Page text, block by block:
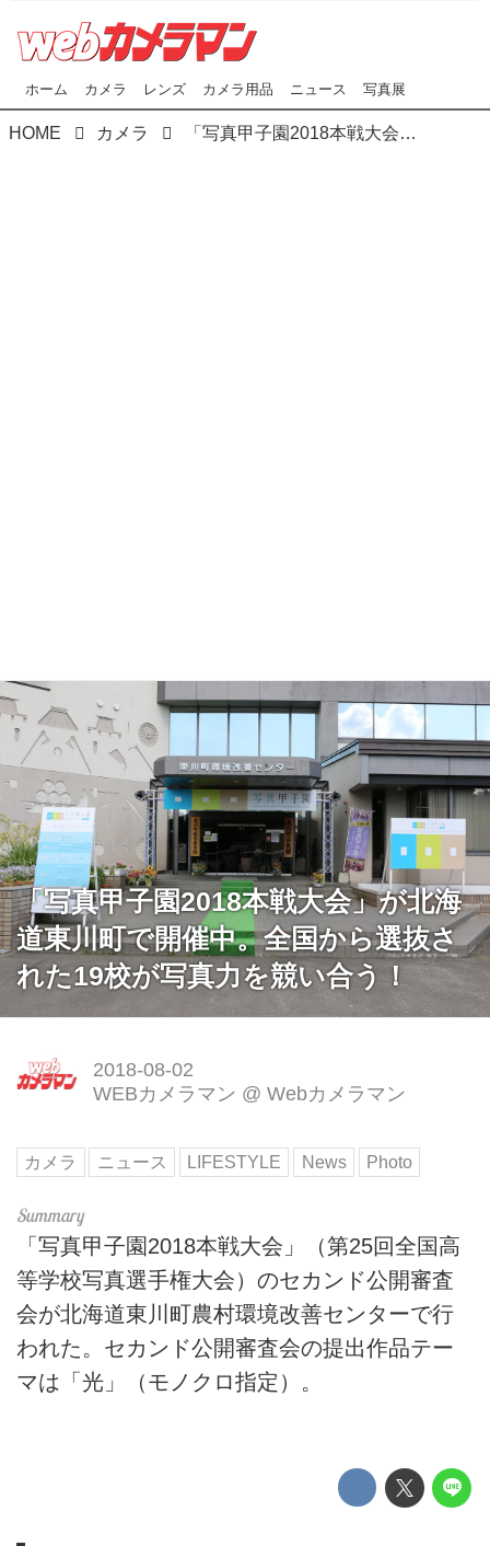
ホーム カメラ レンズ カメラ用品 ニュース 写真展
HOME カメラ 「写真甲子園2018本戦大会」が北海道東川町で開催中。全国から選抜された19校が写真力を競い合う！
「写真甲子園2018本戦大会」が北海
道東川町で開催中。全国から選抜さ
れた19校が写真力を競い合う！
2018-08-02
WEBカメラマン @ Webカメラマン
カメラ ニュース LIFESTYLE News Photo
「写真甲子園2018本戦大会」（第25回全国高
等学校写真選手権大会）のセカンド公開審査
会が北海道東川町農村環境改善センターで行
われた。セカンド公開審査会の提出作品テー
マは「光」（モノクロ指定）。